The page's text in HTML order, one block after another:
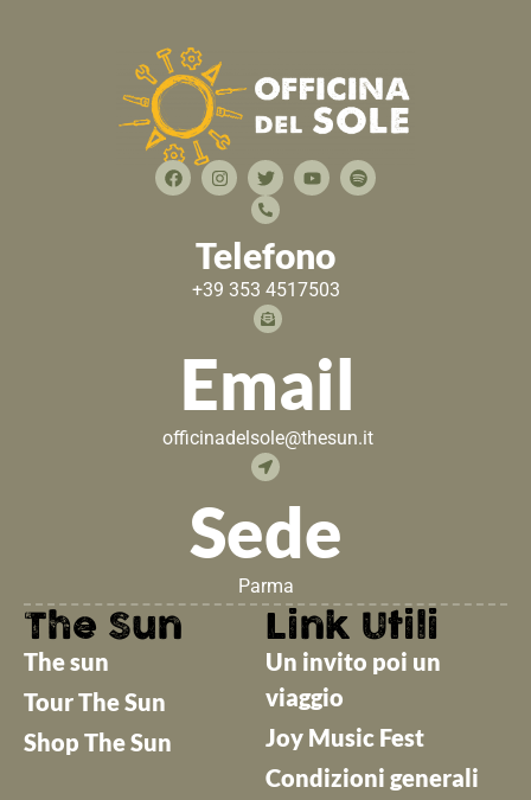
Telefono
+39 353 4517503
Email
officinadelsole@thesun.it
Sede
Parma
The Sun
The sun
Tour The Sun
Shop The Sun
Link Utili
Un invito poi un
viaggio
Joy Music Fest
Condizioni generali